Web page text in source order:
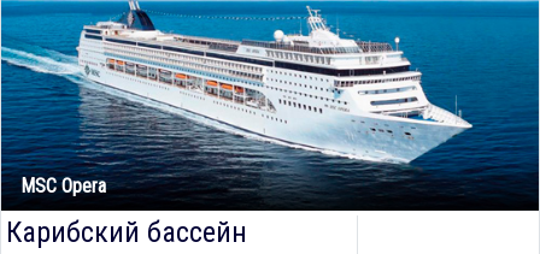
MSC Opera
Карибский бассейн